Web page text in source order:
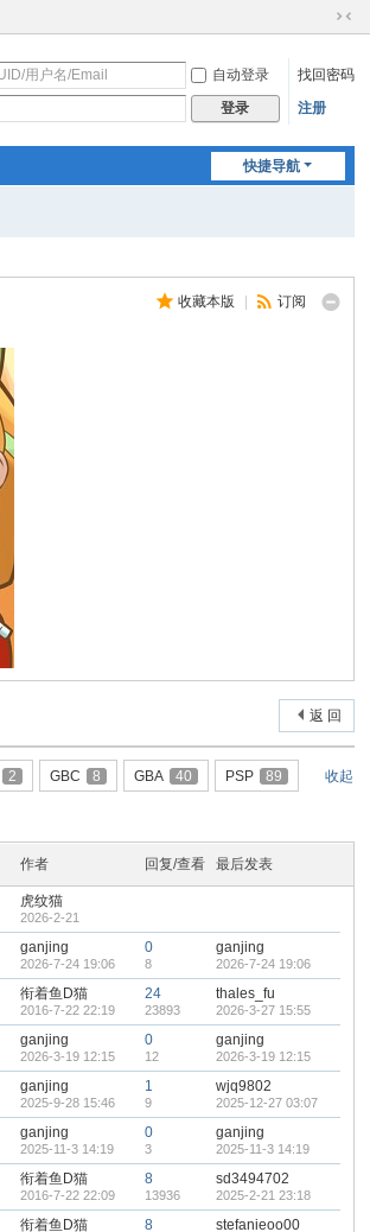
切
到
自动登录
找回密码
登录 注册
快捷导航
收藏本版 订阅
返 回
收起
2 GBC 8 GBA 40 PSP 89
作者 回复/查看 最后发表
虎纹猫
2026-2-21
ganjing
2026-7-24 19:06
0
8
ganjing
2026-7-24 19:06
衔着鱼D猫
2016-7-22 22:19
24
23893
thales_fu
2026-3-27 15:55
ganjing
2026-3-19 12:15
0
12
ganjing
2026-3-19 12:15
ganjing
2025-9-28 15:46
1
9
wjq9802
2025-12-27 03:07
ganjing
2025-11-3 14:19
0
3
ganjing
2025-11-3 14:19
衔着鱼D猫
2016-7-22 22:09
8
13936
sd3494702
2025-2-21 23:18
衔着鱼D猫 8 stefanieoo00